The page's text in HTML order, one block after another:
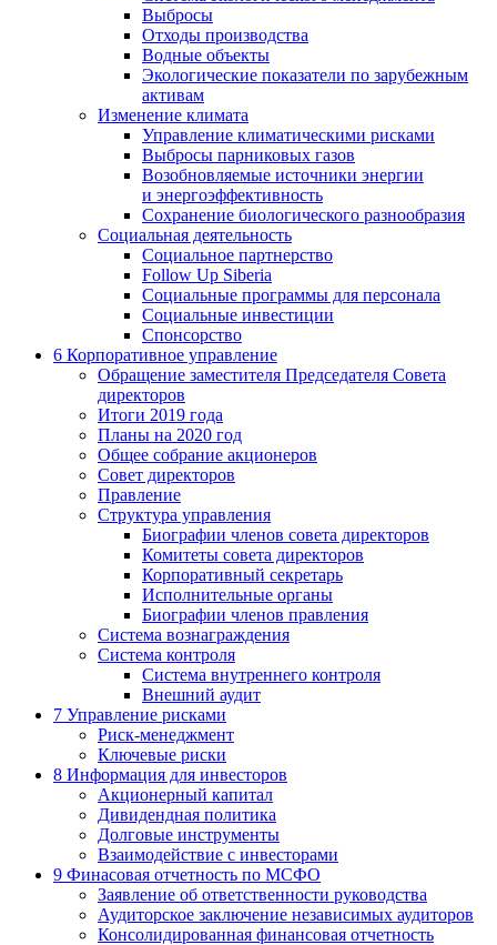
Выбросы
Отходы производства
Водные объекты
Экологические показатели по зарубежным
активам
Изменение климата
Управление климатическими рисками
Выбросы парниковых газов
Возобновляемые источники энергии
и энергоэффективность
Сохранение биологического разнообразия
Социальная деятельность
Социальное партнерство
Follow Up Siberia
Социальные программы для персонала
Социальные инвестиции
Спонсорство
6 Корпоративное управление
Обращение заместителя Председателя Совета
директоров
Итоги 2019 года
Планы на 2020 год
Общее собрание акционеров
Совет директоров
Правление
Структура управления
Биографии членов совета директоров
Комитеты совета директоров
Корпоративный секретарь
Исполнительные органы
Биографии членов правления
Система вознаграждения
Система контроля
Система внутреннего контроля
Внешний аудит
7 Управление рисками
Риск-менеджмент
Ключевые риски
8 Информация для инвесторов
Акционерный капитал
Дивидендная политика
Долговые инструменты
Взаимодействие с инвеcторами
9 Финасовая отчетность по МСФО
Заявление об ответственности руководства
Аудиторское заключение независимых аудиторов
Консолидированная финансовая отчетность